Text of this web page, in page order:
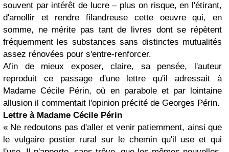
souvent par intérêt de lucre – plus on risque, en l'étirant,
d'amollir et rendre filandreuse cette oeuvre qui, en
somme, ne mérite pas tant de livres dont se répètent
fréquemment les substances sans distinctes mutualités
assez rénovées pour s'entre-renforcer.
Afin de mieux exposer, claire, sa pensée, l'auteur
reproduit ce passage d'une lettre qu'il adressait à
Madame Cécile Périn, où en parabole et par lointaine
allusion il commentait l'opinion précité de Georges Périn.
Lettre à Madame Cécile Périn
« Ne redoutons pas d'aller et venir patiemment, ainsi que
le vulgaire postier rural sur le chemin qu'il use et qui